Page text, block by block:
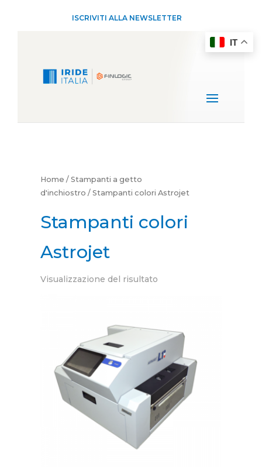
ISCRIVITI ALLA NEWSLETTER
Home / Stampanti a getto
d'inchiostro / Stampanti colori Astrojet
Stampanti colori
Astrojet
Visualizzazione del risultato
IT